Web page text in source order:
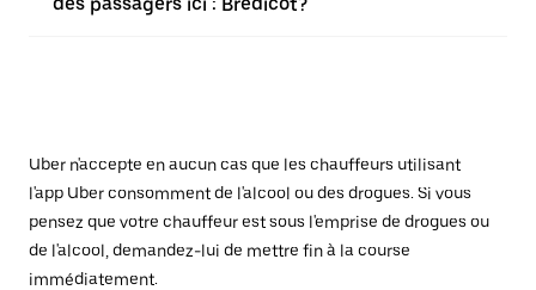
Uber n'accepte en aucun cas que les chauffeurs utilisant
l'app Uber consomment de l'alcool ou des drogues. Si vous
pensez que votre chauffeur est sous l'emprise de drogues ou
de l'alcool, demandez-lui de mettre fin à la course
immédiatement.